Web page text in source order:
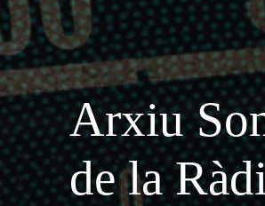
Arxiu
de la